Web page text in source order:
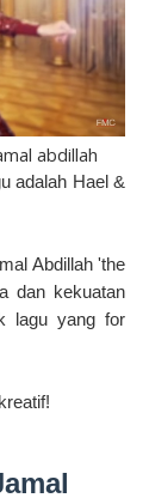
abdillah
adalah Hael &
Abdillah 'the
dan kekuatan
lagu yang for